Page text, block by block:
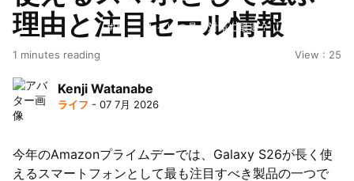
近畿産業信組の219億円 地銀やノンバ
#9 トイレの暑さ対策に最適？ 山善
イト」を試してみた
「全東信」債権者リスト公開、金融機関
理由と注目セール情報
1 minutes reading View : 25
Kenji Watanabe
ライフ - 07 7月 2026
今年のAmazonプライムデーでは、Galaxy S26が長く使
えるスマートフォンとして最も注目すべき製品の一つで